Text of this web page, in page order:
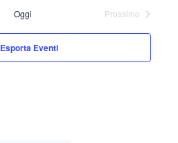
Oggi
Prossimo
Esporta Eventi